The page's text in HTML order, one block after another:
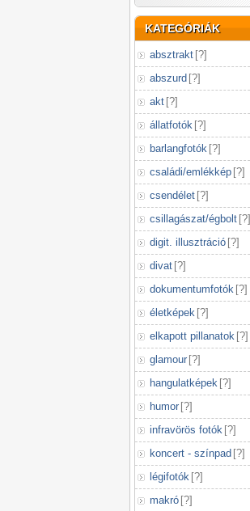
KATEGÓRIÁK
absztrakt [?]
abszurd [?]
akt [?]
állatfotók [?]
barlangfotók [?]
családi/emlékkép [?]
csendélet [?]
csillagászat/égbolt [?]
digit. illusztráció [?]
divat [?]
dokumentumfotók [?]
életképek [?]
elkapott pillanatok [?]
glamour [?]
hangulatképek [?]
humor [?]
infravörös fotók [?]
koncert - színpad [?]
légifotók [?]
makró [?]